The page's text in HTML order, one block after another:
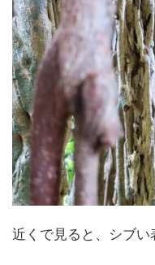
近くで見ると、シブい